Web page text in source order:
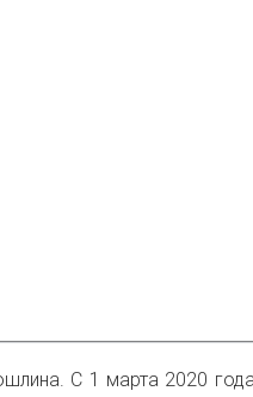
С 1 марта 2020